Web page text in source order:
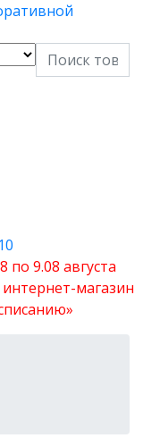
9.08 августа
магазин